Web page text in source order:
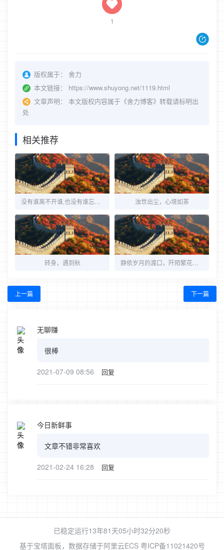
1
版权属于：
舍力
本文链接：
https://www.shuyong.net/1119.html
文章声明：
本文版权内容属于《舍力博客》转载请标明出
处
相关推荐
浊世出尘，心境如茶
转身，遇到秋
上一篇 下一篇
无聊赚
很棒
2021-07-09 08:56 回复
今日新鲜事
文章不错非常喜欢
2021-02-24 16:28 回复
已稳定运行13年81天05小时32分20秒
基于宝塔面板，数据存储于阿里云ECS 粤ICP备11021420号